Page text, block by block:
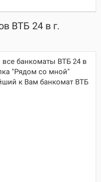
ВТБ 24 в г.
банкоматы ВТБ 24 в
"Рядом со мной"
к Вам банкомат ВТБ